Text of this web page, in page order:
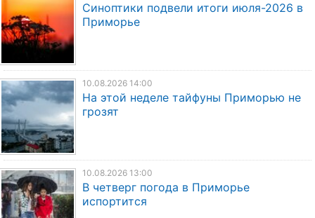
Синоптики подвели итоги июля-2026 в
Приморье
10.08.2026 14:00
На этой неделе тайфуны Приморью не
грозят
10.08.2026 13:00
В четверг погода в Приморье
испортится